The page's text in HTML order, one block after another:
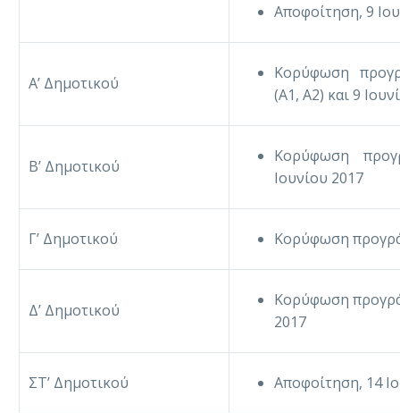
Αποφοίτηση, 9
Α’ Δημοτικού
Κορύφωση
(Α1, Α2) και 9
Β’ Δημοτικού
Κορύφωση
Ιουνίου 2017
Γ’ Δημοτικού Κορύφωση
Δ’ Δημοτικού
Κορύφωση
2017
ΣΤ’ Δημοτικού Αποφοίτηση, 14